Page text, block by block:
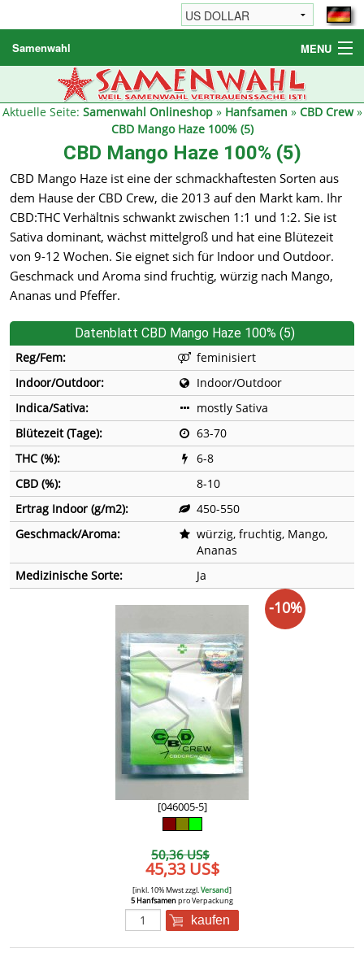
Samenwahl MENU
Hanfsamen
Weitere Produkte
Reseller
Aktuelle Seite: Samenwahl Onlineshop» Hanfsamen » CBD Crew»
CBD Mango Haze 100% (5)
CBD Mango Haze 100% (5)
CBD Mango Haze ist eine der schmackhaftesten Sorten aus
dem Hause der CBD Crew, die 2013 auf den Markt kam. Ihr
CBD:THC Verhältnis schwankt zwischen 1:1 und 1:2. Sie ist
Sativa dominant, wächst mittelgroß und hat eine Blütezeit
von 9-12 Wochen. Sie eignet sich für Indoor und Outdoor.
Geschmack und Aroma sind fruchtig, würzig nach Mango,
Ananas und Pfeffer.
Datenblatt CBD Mango Haze 100% (5)
Reg/Fem:
feminisiert
Indoor/Outdoor:
Indoor/Outdoor
Indica/Sativa:
mostly Sativa
Blütezeit (Tage):
63-70
THC (%):
6-8
CBD (%):
8-10
Ertrag Indoor (g/m2):
450-550
Geschmack/Aroma:
würzig, fruchtig, Mango,
Ananas
Medizinische Sorte:
Ja
[046005-5]
50,36 US$
45,33 US$
[inkl. 10% Mwst zzgl.Versand]
5 Hanfsamenpro Verpackung
kaufen
-10%